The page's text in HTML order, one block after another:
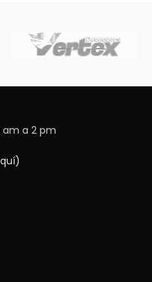
am a 2 pm